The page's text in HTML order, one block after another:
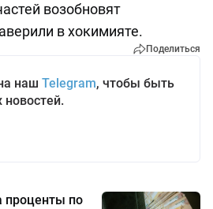
возобновят
в хокимияте.
Поделиться
наш Telegram, чтобы быть
новостей.
проценты по